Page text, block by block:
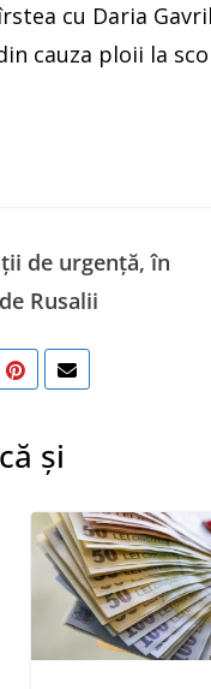
cu Daria
cauza ploii la
de urgenţă, în
Rusalii
și